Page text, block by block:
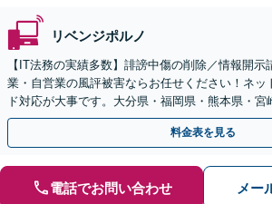
リベンジポルノ
【IT法務の実績多数】誹謗中傷の削除／情報開示
業・自営業の風評被害ならお任せください！ネッ
ド対応が大事です。大分県・福岡県・熊本県・宮
も対応します。トレントに関する事案も承ってお
料金表を見る
電話でお問い合わせ メー